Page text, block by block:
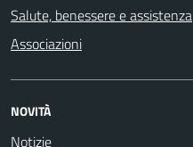
Salute, benessere e assistenza
Associazioni
NOVITÀ
Notizie